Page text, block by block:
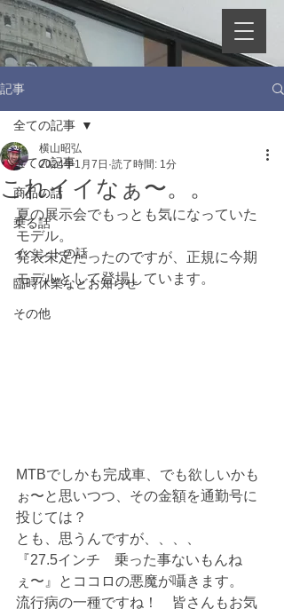
記事
全ての記事
商品の話
乗る話
イベントの話
臨時休業などお知らせ
その他
全ての記事
これイイなぁ〜。。
横山昭弘
2024年1月7日 読了時間: 1分
夏の展示会でもっとも気になっていた
モデル。
発表未定だったのですが、正規に今期
モデルとして登場しています。
MTBでしかも完成車、でも欲しいかも
ぉ〜と思いつつ、その金額を通勤号に
投じては？
とも、思うんですが、、、、
『27.5インチ　乗った事ないもんね
ぇ〜』とココロの悪魔が囁きます。
流行病の一種ですね！　皆さんもお気